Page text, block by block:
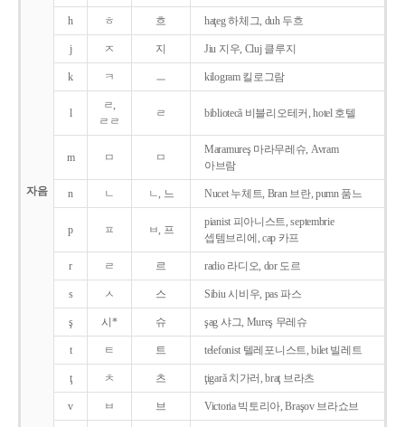
자음
h ㅎ 흐 haţeg 하체그, duh 두흐
j ㅈ 지 Jiu 지우, Cluj 클루지
k ㅋ ㅡ kilogram 킬로그람
l
ㄹ,
ㄹㄹ
ㄹ bibliotecǎ 비블리오테커, hotel 호텔
m ㅁ ㅁ
Maramureş 마라무레슈, Avram
아브람
n ㄴ ㄴ, 느 Nucet 누체트, Bran 브란, pumn 품느
p ㅍ ㅂ, 프
pianist 피아니스트, septembrie
셉템브리에, cap 카프
r ㄹ 르 radio 라디오, dor 도르
s ㅅ 스 Sibiu 시비우, pas 파스
ş 시* 슈 şag 샤그, Mureş 무레슈
t ㅌ 트 telefonist 텔레포니스트, bilet 빌레트
ţ ㅊ 츠 ţigarǎ 치가러, braţ 브라츠
v ㅂ 브 Victoria 빅토리아, Braşov 브라쇼브